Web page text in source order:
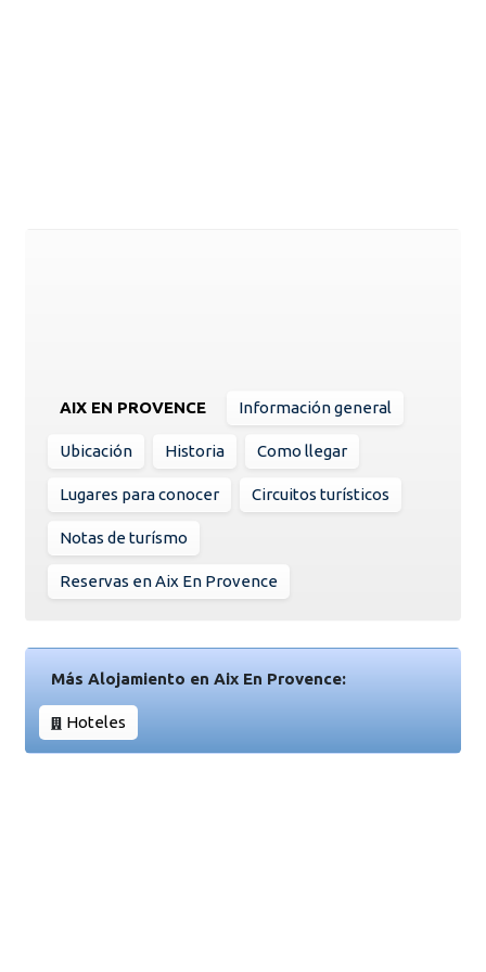
AIX EN PROVENCE Información general
Ubicación Historia Como llegar
Lugares para conocer Circuitos turísticos
Notas de turísmo
Reservas en Aix En Provence
Más Alojamiento en Aix En Provence:
Hoteles